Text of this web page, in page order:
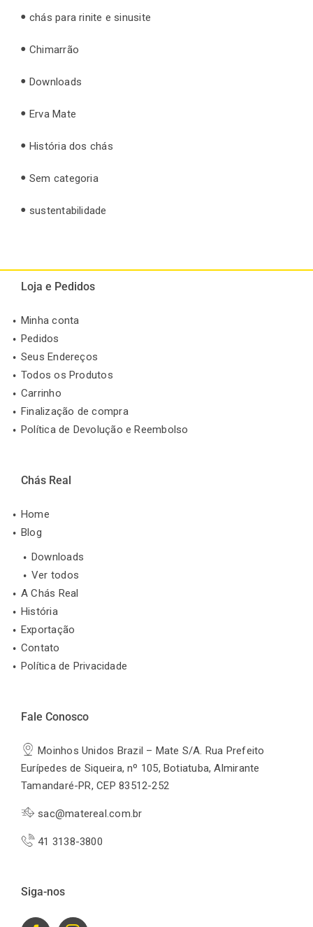
chás para rinite e sinusite
Chimarrão
Downloads
Erva Mate
História dos chás
Sem categoria
sustentabilidade
Loja e Pedidos
Minha conta
Pedidos
Seus Endereços
Todos os Produtos
Carrinho
Finalização de compra
Política de Devolução e Reembolso
Chás Real
Home
Blog
Downloads
Ver todos
A Chás Real
História
Exportação
Contato
Política de Privacidade
Fale Conosco
Moinhos Unidos Brazil – Mate S/A. Rua Prefeito
Eurípedes de Siqueira, nº 105, Botiatuba, Almirante
Tamandaré-PR, CEP 83512-252
sac@matereal.com.br
41 3138-3800
Siga-nos